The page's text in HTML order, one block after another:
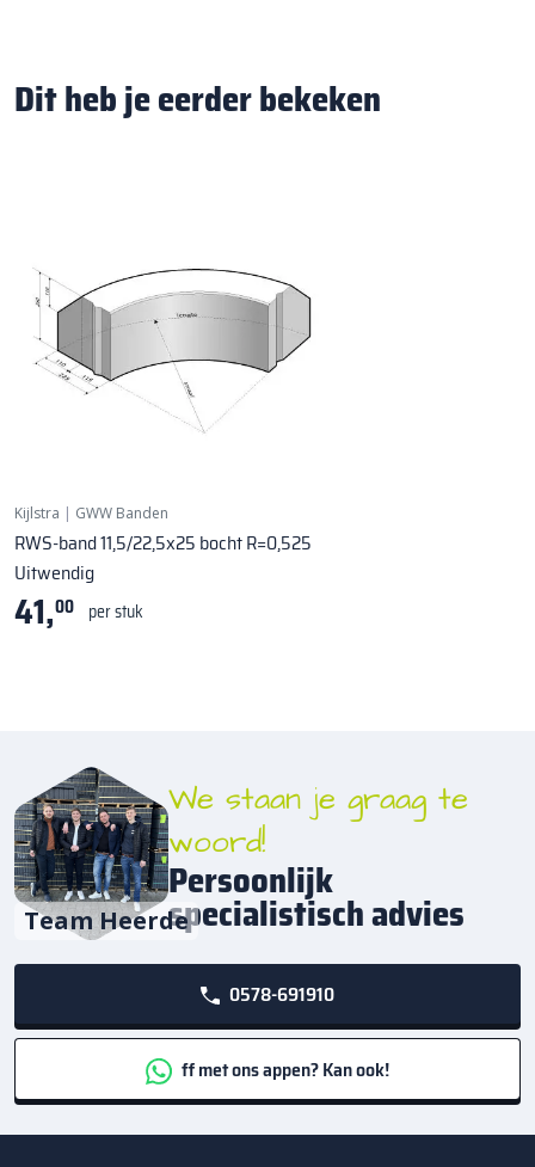
Dit heb je eerder bekeken
Kijlstra | GWW Banden
RWS-band 11,5/22,5x25 bocht R=0,525
Uitwendig
41,00 per stuk
Team Heerde
We staan je graag te
woord!
Persoonlijk
specialistisch advies
0578-691910
ff met ons appen? Kan ook!